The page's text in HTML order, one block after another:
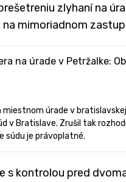
zlyhaní na
mimoriadnom
na úrade v Petržalke:
miestnom úrade v
v Bratislave. Zrušil tak
súdu je právoplatné.
s kontrolou pred